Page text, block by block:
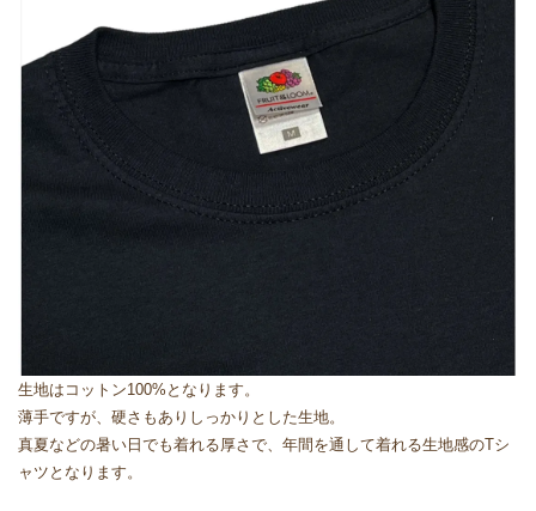
生地はコットン100%となります。
薄手ですが、硬さもありしっかりとした生地。
真夏などの暑い日でも着れる厚さで、年間を通して着れる生地感のTシ
ャツとなります。